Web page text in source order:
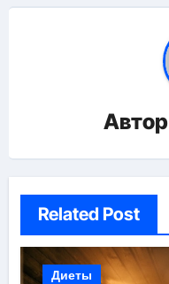
Автор
Related Post
Диеты